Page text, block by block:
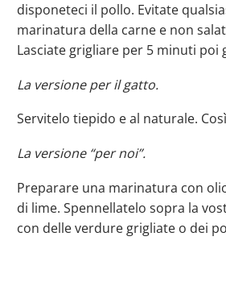
disponeteci il pollo. Evitate
marinatura della carne e non
Lasciate grigliare per 5 minuti poi
La versione per il gatto.
Servitelo tiepido e al naturale.
La versione “per noi”.
Preparare una marinatura con
di lime. Spennellatelo sopra la
con delle verdure grigliate o dei